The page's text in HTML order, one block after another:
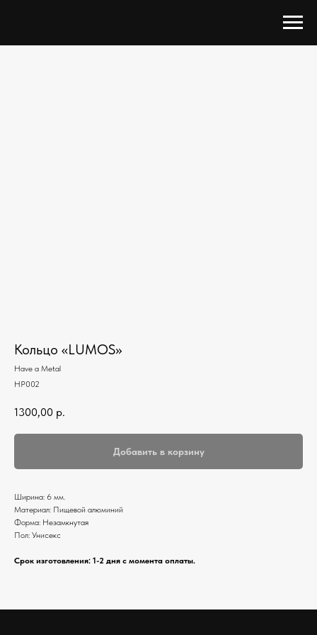
Кольцо «LUMOS»
Have a Metal
HP002
1300,00 р.
Добавить в корзину
Ширина: 6 мм.
Материал: Пищевой алюминий
Форма: Незамкнутая
Пол: Унисекс
Срок изготовления: 1-2 дня с момента оплаты.